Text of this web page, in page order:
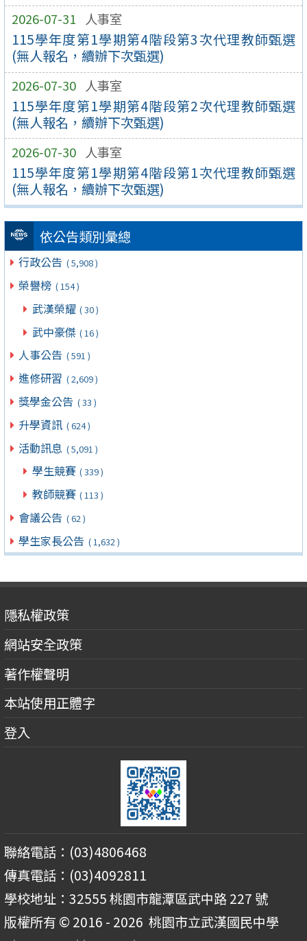
2026-07-31 人事室
115學年度第1學期第4階段第3次代理教師甄選
(無人報名，續辦下次甄選)
2026-07-30 人事室
115學年度第1學期第4階段第2次代理教師甄選
(無人報名，續辦下次甄選)
2026-07-30 人事室
115學年度第1學期第4階段第1次代理教師甄選
(無人報名，續辦下次甄選)
依公告類別彙總
行政公告 ( 5,908 )
榮譽榜 ( 154 )
武漢榮耀 ( 30 )
武中豪傑 ( 16 )
人事公告 ( 591 )
進修研習 ( 2,609 )
獎學金公告 ( 33 )
升學資訊 ( 624 )
活動訊息 ( 5,091 )
學生競賽 ( 339 )
教師競賽 ( 113 )
會議公告 ( 62 )
學生家長公告 ( 1,632 )
隱私權政策
網站安全政策
著作權聲明
本站使用正體字
登入
聯絡電話：(03)4806468
傳真電話：(03)4092811
學校地址：32555 桃園市龍潭區武中路 227 號
版權所有 © 2016 - 2026 桃園市立武漢國民中學